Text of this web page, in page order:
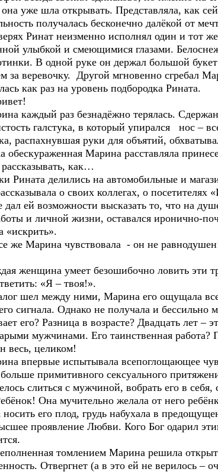
уже шла открывать. Представляла, как
получалась бесконечно далёкой от
Ринат неизменно исполнял один и тот же
улыбкой и смеющимися глазами.
В одной руке он держал большой
за веревочку. Другой мгновенно сгребал
как раз на уровень подбородка Рината.
каждый раз безнадёжно терялась.
галстука, в который упирался нос –
распахнувшая руки для объятий,
Марина расставляла
как…
делились на автомобильные и
о своих коллегах, о
дал ей возможности высказать то, что на
и личной жизни, оставался иронично-
«искрить».
Марина чувствовала - он не
женщина умеет безошибочно ловить эти
«Я – твоя!».
шел между ними, Марина его ощущала
сигнала. Однако не получала и
его? Разница в возрасте? Двадцать лет
мужчинами. Его таинственная
весь, целиком!
впервые испытывала всепоглощающее
примитивного сексуального
слиться с мужчиной, вобрать его в себя,
Она мучительно желала от него
его плод, грудь набухала в
проявление Любви. Кого Бог одарил
томлением Марина решила
Отвергнет (а в это ей не верилось